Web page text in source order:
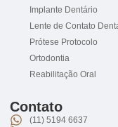
Implante Dentário
Lente de Contato
Prótese Protocolo
Ortodontia
Reabilitação Oral
Contato
(11) 5194 6637